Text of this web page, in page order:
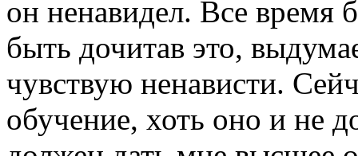
он ненавидел. Все время
быть дочитав это,
чувствую ненависти.
обучение, хоть оно и не